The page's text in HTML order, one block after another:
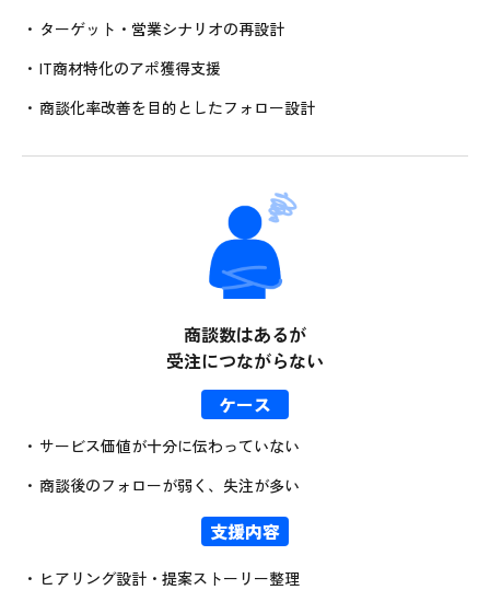
ターゲット・営業シナリオの再設計
IT商材特化のアポ獲得支援
商談化率改善を目的としたフォロー設計
商談数はあるが
受注につながらない
ケース
サービス価値が十分に伝わっていない
商談後のフォローが弱く、失注が多い
支援内容
ヒアリング設計・提案ストーリー整理